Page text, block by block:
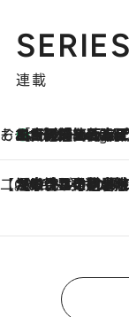
SERIES
連載
そおだよおこの関西おいしい、おやつ紀行8 Hours Ago
［大阪府箕面市］一皿一皿目の前で仕上げられる、料理を巧みに組み込んだアシェットデセールコース「ミチル アシェット デ
【CREA×星野リゾート】唯一無二。癒し
2026.8.7
【トンボの足水浴】ヒノキの香りに包まれて涼感マックス！約13℃の湧水かけ流し